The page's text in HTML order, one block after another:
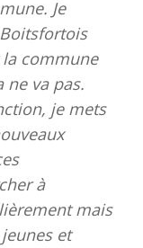
Je
commune
ne va pas.
je mets
à
mais
et